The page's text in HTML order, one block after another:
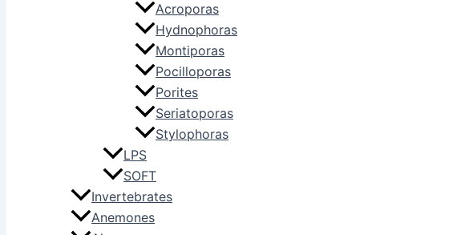
Acroporas
Hydnophoras
Montiporas
Pocilloporas
Porites
Seriatoporas
Stylophoras
LPS
SOFT
Invertebrates
Anemones